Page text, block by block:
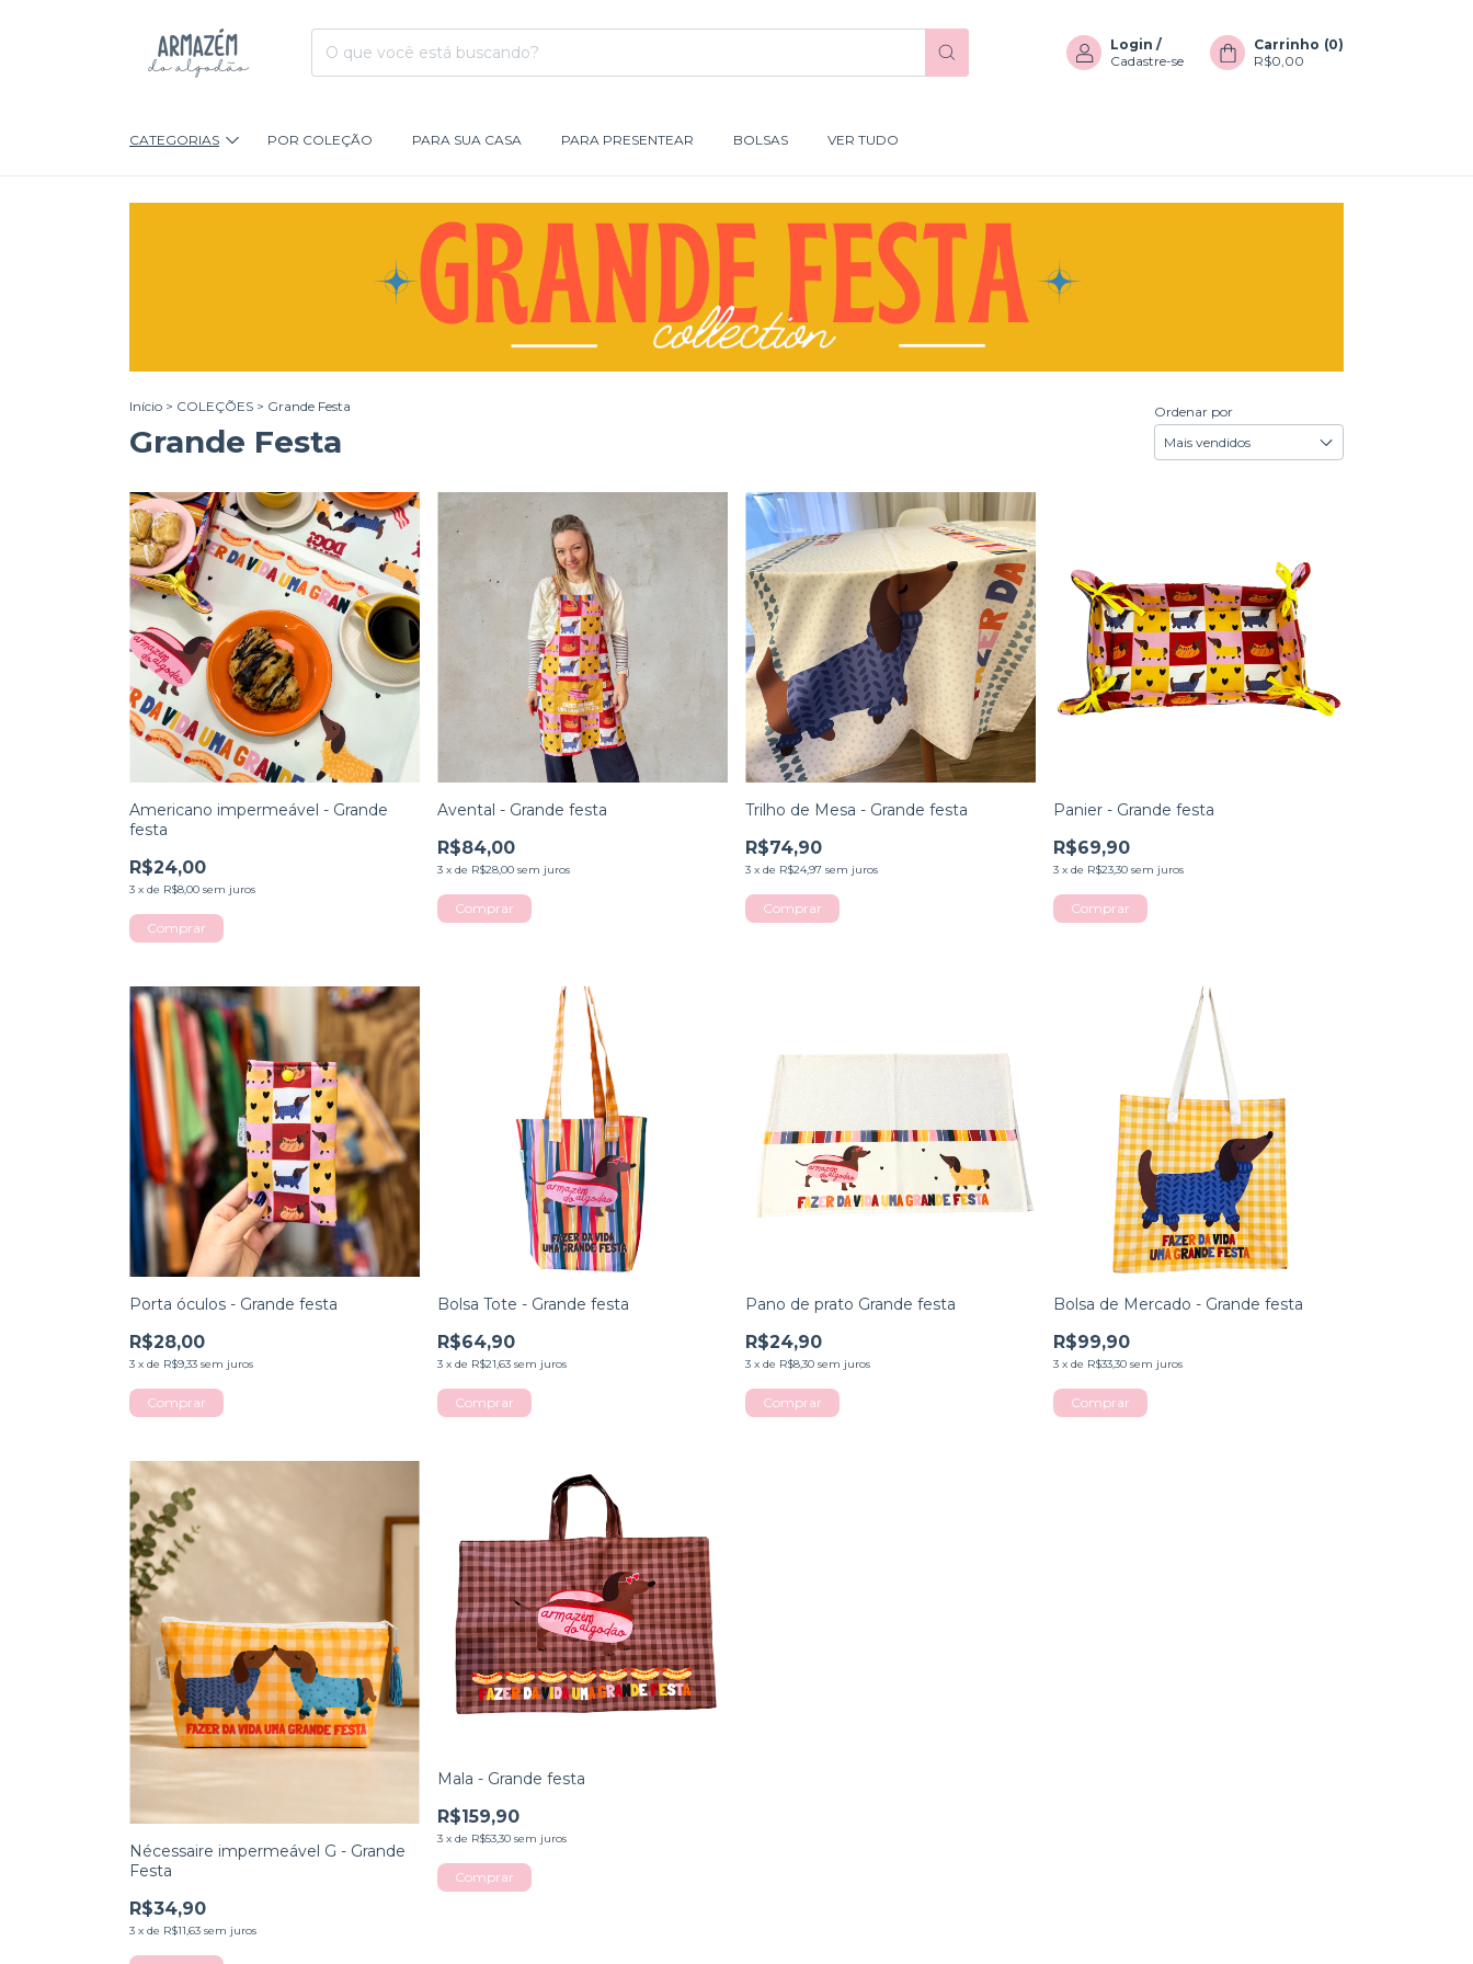
Login /
Cadastre-se
Carrinho (0)
R$0,00
CATEGORIAS POR COLEÇÃO PARA SUA CASA PARA PRESENTEAR BOLSAS VER TUDO
Início > COLEÇÕES > Grande Festa
Grande Festa
Ordenar por
Americano impermeável - Grande
festa
R$24,00
3 x de R$8,00 sem juros
Comprar
Avental - Grande festa
R$84,00
3 x de R$28,00 sem juros
Trilho de Mesa - Grande festa
R$74,90
3 x de R$24,97 sem juros
Panier - Grande festa
R$69,90
3 x de R$23,30 sem juros
Porta óculos - Grande festa
R$28,00
3 x de R$9,33 sem juros
Bolsa Tote - Grande festa
R$64,90
3 x de R$21,63 sem juros
Pano de prato Grande festa
R$24,90
3 x de R$8,30 sem juros
Bolsa de Mercado - Grande festa
R$99,90
3 x de R$33,30 sem juros
Nécessaire impermeável G - Grande
Festa
R$34,90
3 x de R$11,63 sem juros
Mala - Grande festa
R$159,90
3 x de R$53,30 sem juros